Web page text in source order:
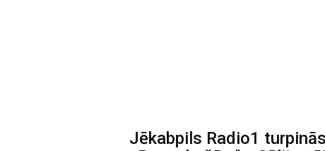
Jēkabpils Radio1